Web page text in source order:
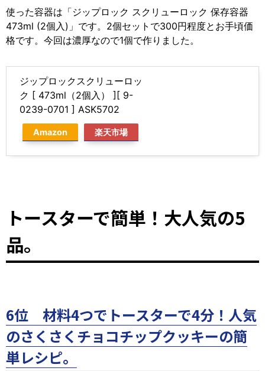
使った容器は「ジップロック スクリューロック 保存容器
473ml (2個入)」です。2個セットで300円程度とお手頃価
格です。今回は濃厚なので1個で作りました。
ジップロックスクリューロッ
ク [ 473ml（2個入） ][ 9-
0239-0701 ] ASK5702
Amazon 楽天市場
トースターで簡単！大人気の5
品。
6位 材料4つでトースターで4分！人気
のさくさくチョコチップクッキーの簡
単レシピ。